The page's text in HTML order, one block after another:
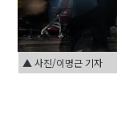
▲ 사진/이명근 기자